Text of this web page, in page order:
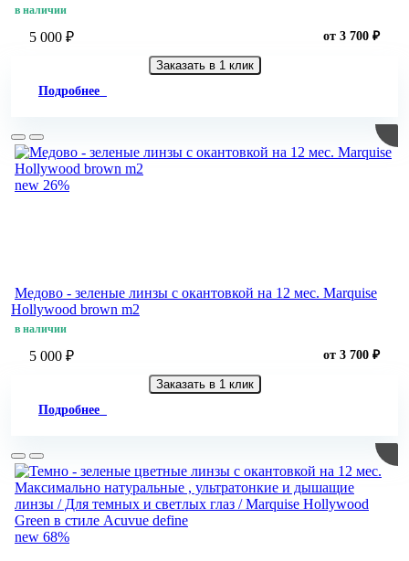
в наличии
5 000 ₽ от 3 700 ₽
Заказать в 1 клик
Подробнее
new 26%
Медово - зеленые линзы c окантовкой на 12 мес. Marquise
Hollywood brown m2
в наличии
5 000 ₽ от 3 700 ₽
Заказать в 1 клик
Подробнее
new 68%